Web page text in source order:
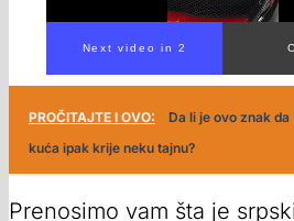
00:00/ 02:45
PROČITAJTE I OVO:
Da li je ovo znak da
kuća ipak krije neku tajnu?
Prenosimo vam šta je